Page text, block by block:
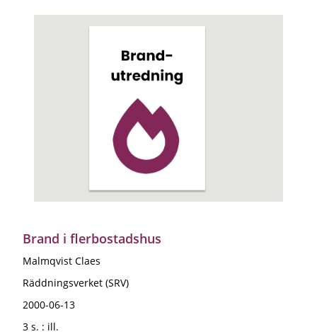
Brand i flerbostadshus
Malmqvist Claes
Räddningsverket (SRV)
2000-06-13
3 s. : ill.